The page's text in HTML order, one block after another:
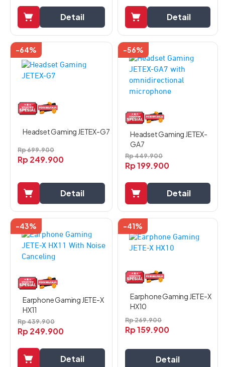
Detail Detail
-64%
Headset Gaming JETEX-G7
Rp699.900
Rp249.900
Detail
-56%
Headset Gaming JETEX-
GA7
Rp449.900
Rp199.900
Detail
-43%
Earphone Gaming JETE-X
HX11
Rp439.900
Rp249.900
Detail
-41%
Earphone Gaming JETE-X
HX10
Rp269.900
Rp159.900
Produk
ini
memiliki
varian.
Pilihan
ini
dapat
diambil
di
produk
Detail